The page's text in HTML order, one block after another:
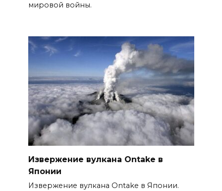
мировой войны.
Извержение вулкана Ontake в
Японии
Извержение вулкана Ontake в Японии.